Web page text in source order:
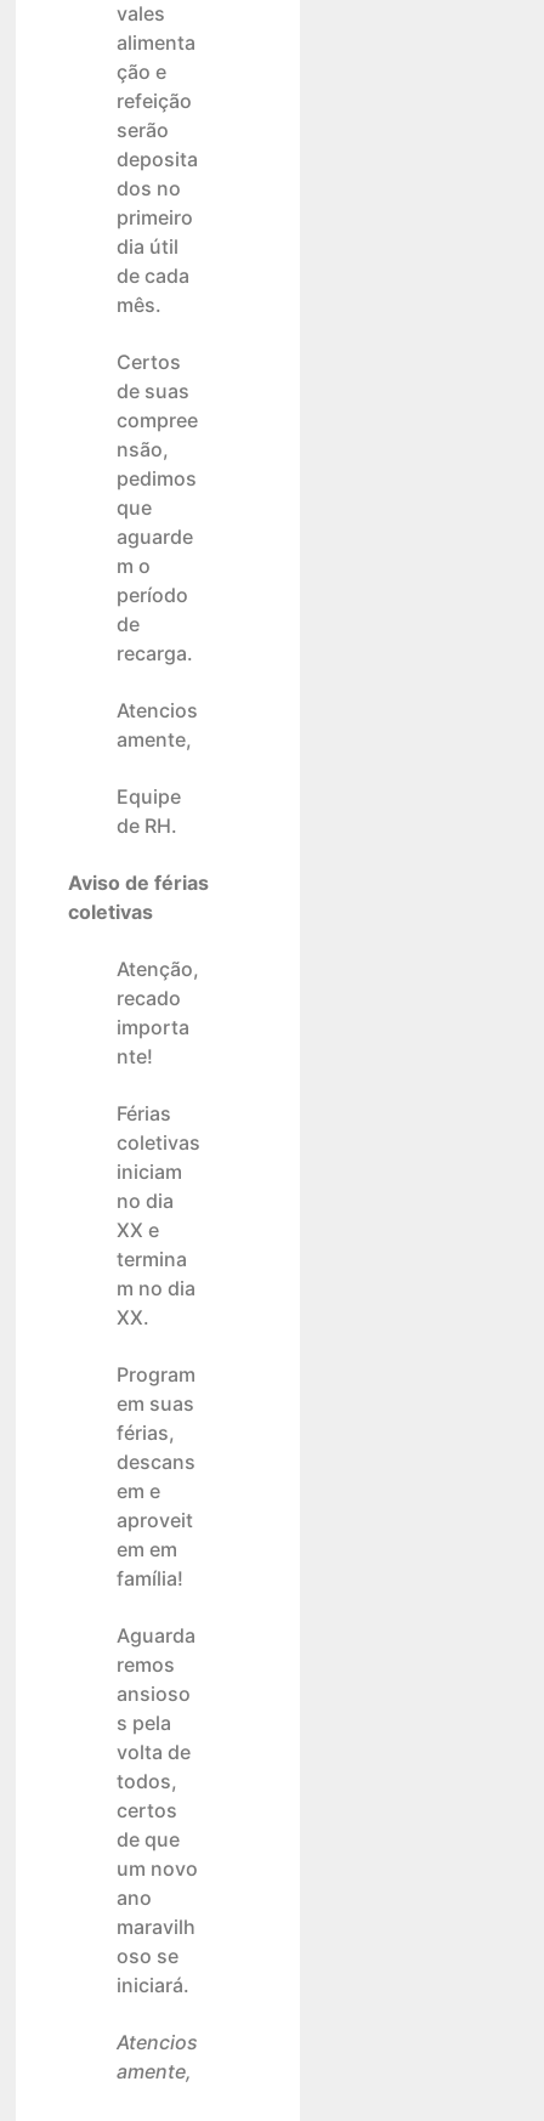
vales
alimenta
ção e
refeição
serão
deposita
dos no
primeiro
dia útil
de cada
mês.
Certos
de suas
compree
nsão,
pedimos
que
aguarde
m o
período
de
recarga.
Atencios
amente,
Equipe
de RH.
Aviso de férias
coletivas
Atenção,
recado
importa
nte!
Férias
coletivas
iniciam
no dia
XX e
termina
m no dia
XX.
Program
em suas
férias,
descans
em e
aproveit
em em
família!
Aguarda
remos
ansioso
s pela
volta de
todos,
certos
de que
um novo
ano
maravilh
oso se
iniciará.
Atencios
amente,